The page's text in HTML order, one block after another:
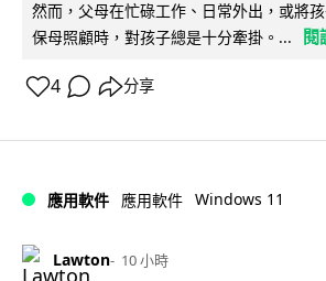
然而，父母在忙碌工作、日常外出，或將
保母照顧時，對孩子總是十分牽掛。...
閱
4 分享
應用軟件 應用軟件 Windows 11
Lawton 10 小時